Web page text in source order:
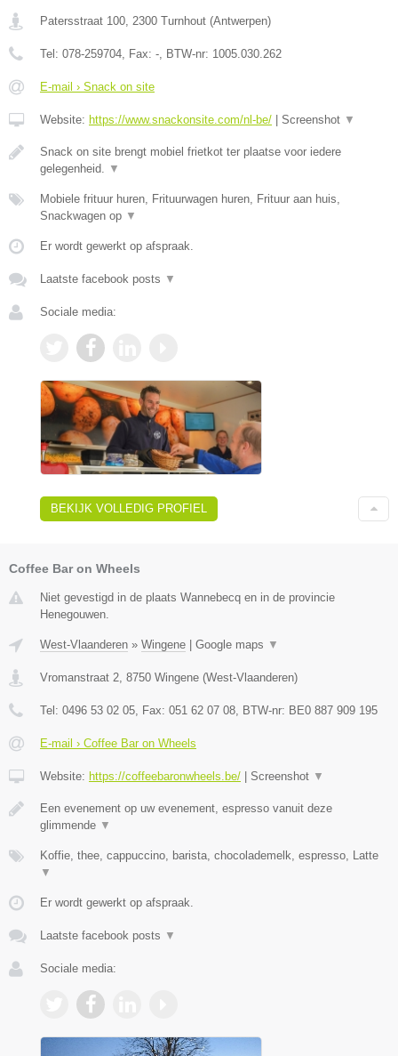
Patersstraat 100 2300 Turnhout (Antwerpen)
Tel: 078-259704 , Fax: - , BTW-nr: 1005.030.262
E-mail › Snack on site
Website: https://www.snackonsite.com/nl-be/ | Screenshot ▼
Snack on site brengt mobiel frietkot ter plaatse voor iedere
gelegenheid.
▼
Mobiele frituur huren, Frituurwagen huren, Frituur aan huis,
Snackwagen op ▼
Er wordt gewerkt op afspraak.
Laatste facebook posts ▼
Sociale media:
BEKIJK VOLLEDIG PROFIEL
Coffee Bar on Wheels
Niet gevestigd in de plaats Wannebecq en in de provincie
Henegouwen.
West-Vlaanderen » Wingene Google maps ▼
Vromanstraat 2 8750 Wingene (West-Vlaanderen)
Tel: 0496 53 02 05 , Fax: 051 62 07 08 , BTW-nr: BE0 887 909 195
E-mail › Coffee Bar on Wheels
Website: https://coffeebaronwheels.be/ Screenshot ▼
Een evenement op uw evenement, espresso vanuit deze
glimmende ▼
Koffie, thee, cappuccino, barista, chocolademelk, espresso, Latte
▼
Er wordt gewerkt op afspraak.
Laatste facebook posts ▼
Sociale media: